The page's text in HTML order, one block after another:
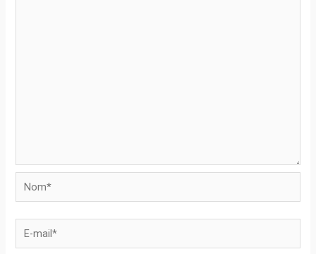
Nom*
E-
mail*